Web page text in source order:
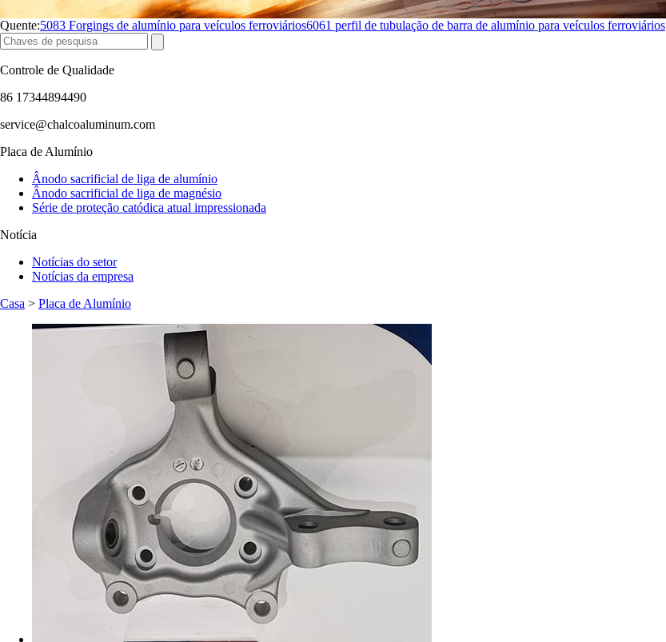
Quente:5083 Forgings de alumínio para veículos ferroviários6061 perfil de tubulação de barra de alumínio para veículos ferroviários
Controle de Qualidade
86 17344894490
service@chalcoaluminum.com
Placa de Alumínio
Ânodo sacrificial de liga de alumínio
Ânodo sacrificial de liga de magnésio
Série de proteção catódica atual impressionada
Notícia
Notícias do setor
Notícias da empresa
Casa > Placa de Alumínio